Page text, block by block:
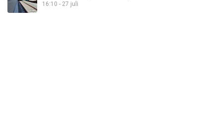
16:10 - 27 juli